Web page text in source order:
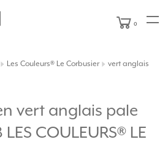
0
Les Couleurs® Le Corbusier vert anglais
vert anglais pale
COULEURS® LE